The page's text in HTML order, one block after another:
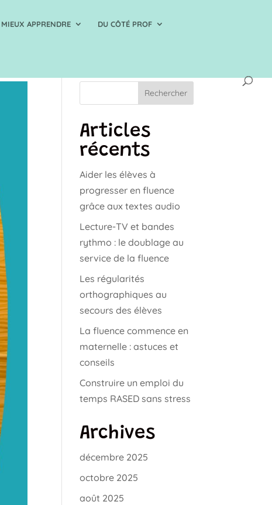
MIEUX APPRENDRE DU CÔTÉ PROF
Rechercher
Articles
récents
Aider les élèves à
progresser en fluence
grâce aux textes audio
Lecture-TV et bandes
rythmo : le doublage au
service de la fluence
Les régularités
orthographiques au
secours des élèves
La fluence commence en
maternelle : astuces et
conseils
Construire un emploi du
temps RASED sans stress
Archives
décembre 2025
octobre 2025
août 2025